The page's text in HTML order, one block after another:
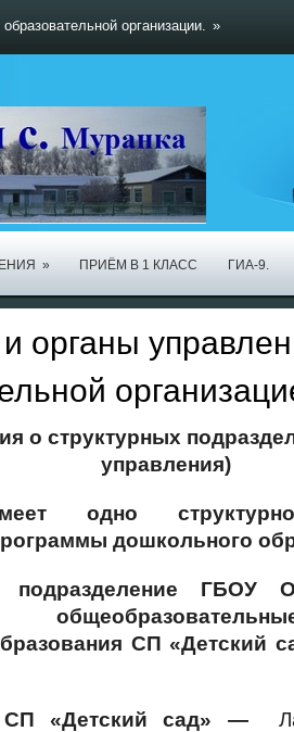
организации. »
» ПРИЁМ В 1 КЛАСС ГИА-9.
органы
о структурных
управления)
одно
дошкольного
подразделение
СП
СП «Детский сад» —